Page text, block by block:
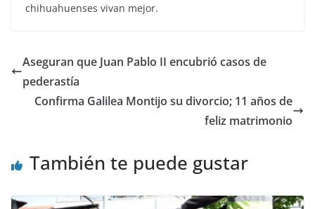
chihuahuenses vivan mejor.
Aseguran que Juan Pablo II encubrió casos de
pederastía
Confirma Galilea Montijo su divorcio; 11 años de
feliz matrimonio
También te puede gustar